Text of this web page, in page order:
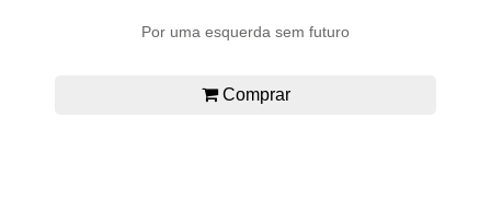
Por uma esquerda sem futuro
Comprar